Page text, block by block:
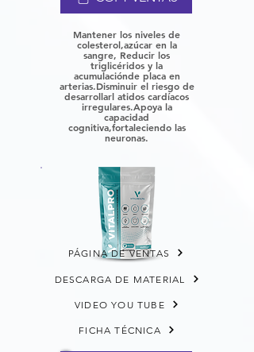
Mantener los niveles de
colesterol,azúcar en la
sangre, Reducir los
triglicéridos y la
acumulaciónde placa en
arterias.Disminuir el riesgo de
desarrollarl atidos cardíacos
irregulares.Apoya la
capacidad
cognitiva,fortaleciendo las
neuronas.
PÁGINA DE VENTAS
DESCARGA DE MATERIAL
VIDEO YOU TUBE
FICHA TÉCNICA